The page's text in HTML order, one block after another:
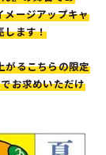
メージアップキャ
します！
がるこちらの限定
お求めいただけ